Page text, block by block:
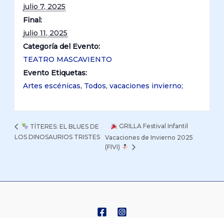
julio 7, 2025
Final:
julio 11, 2025
Categoría del Evento:
TEATRO MASCAVIENTO
Evento Etiquetas:
Artes escénicas, Todos,vacaciones invierno;
TÍTERES: EL BLUES DE
LOS DINOSAURIOS TRISTES
GRILLA Festival Infantil
Vacaciones de Invierno 2025
(FIVI)